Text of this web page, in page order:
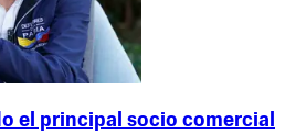
el principal socio comercial